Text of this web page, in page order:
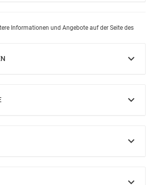
Informationen und Angebote auf der Seite des